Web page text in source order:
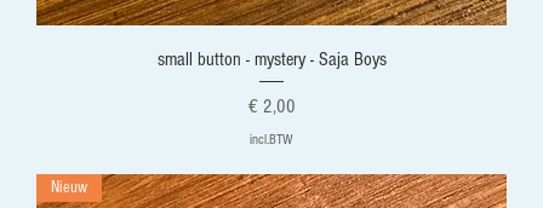
small button - mystery - Saja Boys
Prijs
€ 2,00
incl.BTW
Nieuw